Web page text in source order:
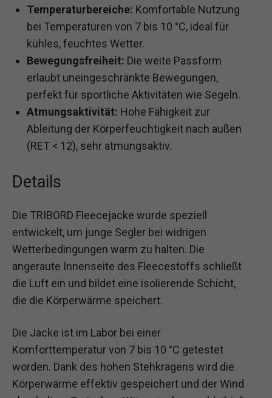
Temperaturbereiche: Komfortable Nutzung
bei Temperaturen von 7 bis 10 °C, ideal für
kühles, feuchtes Wetter.
Bewegungsfreiheit: Die weite Passform
erlaubt uneingeschränkte Bewegungen,
perfekt für sportliche Aktivitäten wie Segeln.
Atmungsaktivität: Hohe Fähigkeit zur
Ableitung der Körperfeuchtigkeit nach außen
(RET < 12), sehr atmungsaktiv.
Details
Die TRIBORD Fleecejacke wurde speziell
entwickelt, um junge Segler bei widrigen
Wetterbedingungen warm zu halten. Die
angeraute Innenseite des Fleecestoffs schließt
die Luft ein und bildet eine isolierende Schicht,
die die Körperwärme speichert.
Die Jacke ist im Labor bei einer
Komforttemperatur von 7 bis 10 °C getestet
worden. Dank des hohen Stehkragens wird die
Körperwärme effektiv gespeichert und der Wind